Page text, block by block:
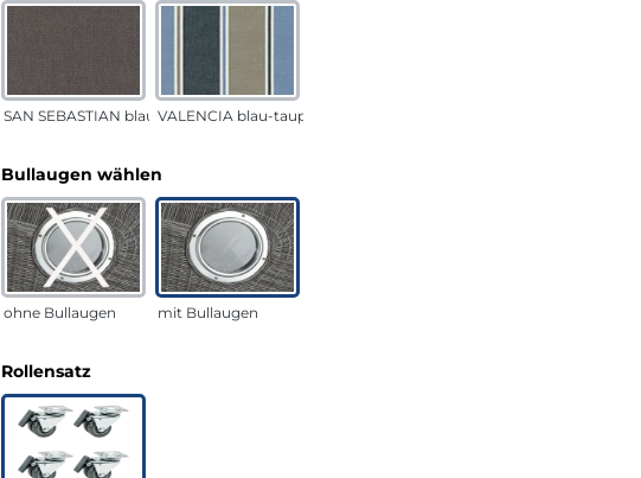
SAN SEBASTIAN blau-sandVALENCIA blau-taupe
Bullaugen wählen
ohne Bullaugen mit Bullaugen
Rollensatzauswählen